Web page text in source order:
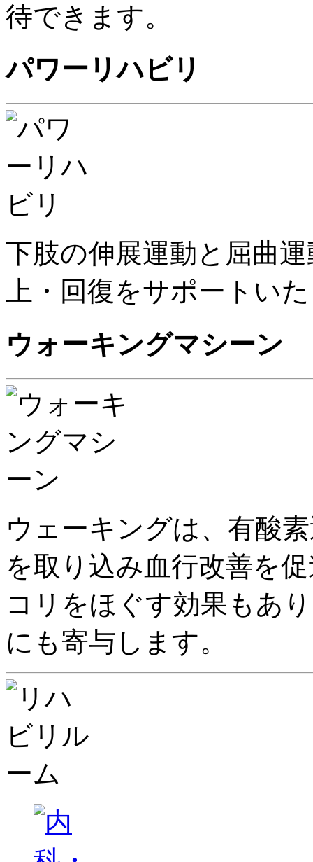
待できます。
パワーリハビリ
下肢の伸展運動と屈曲
上・回復をサポートい
ウォーキングマシーン
ウェーキングは、有酸
を取り込み血行改善を
コリをほぐす効果もあ
にも寄与します。